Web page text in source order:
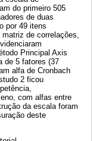
do primeiro 505
de duas
por 49 itens
de correlações,
Principal Axis
de 5 fatores (37
alfa de Cronbach
2 ficou
com alfas entre
da escala foram
deste